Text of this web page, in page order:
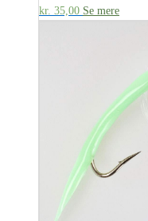
kr. 35,00 Se mere